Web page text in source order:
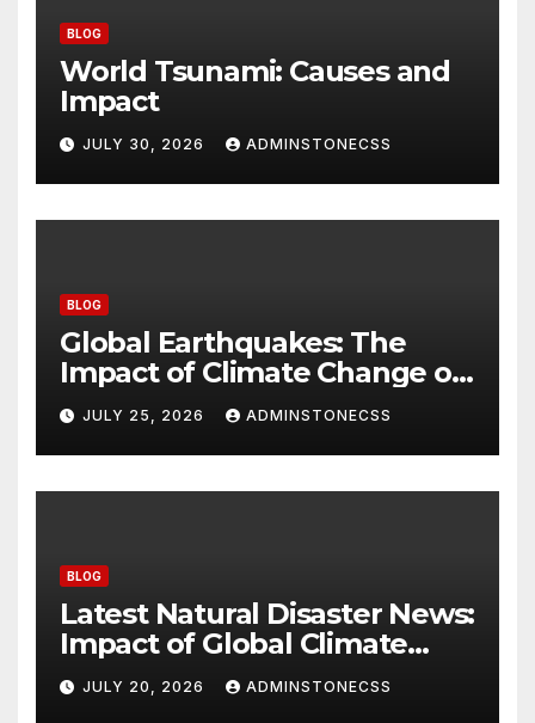
BLOG
World Tsunami: Causes and
Impact
JULY 30, 2026 ADMINSTONECSS
BLOG
Global Earthquakes: The
Impact of Climate Change on
Seismic Activity
JULY 25, 2026 ADMINSTONECSS
BLOG
Latest Natural Disaster News:
Impact of Global Climate
Change
JULY 20, 2026 ADMINSTONECSS